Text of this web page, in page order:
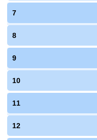
7
8
9
10
11
12